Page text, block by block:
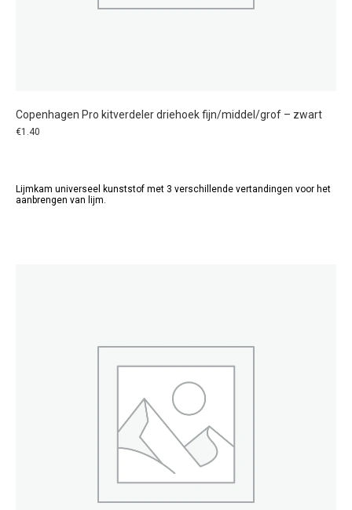
Copenhagen Pro kitverdeler driehoek fijn/middel/grof – zwart
€1.40
Lijmkam universeel kunststof met 3 verschillende vertandingen voor het
aanbrengen van lijm.